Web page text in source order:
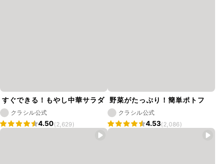
すぐできる！もやし中華サラダ
クラシル公式
4.50(2,629)
野菜がたっぷり！簡単ポトフ
クラシル公式
4.53(2,086)